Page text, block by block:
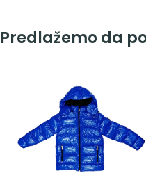
Predlažemo da